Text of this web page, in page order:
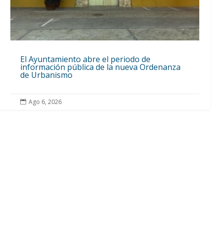
El Ayuntamiento abre el periodo de
información pública de la nueva Ordenanza
de Urbanismo
 Ago 6, 2026